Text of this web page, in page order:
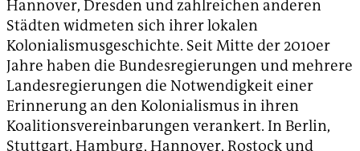
Hannover, Dresden und zahlreichen anderen
Städten widmeten sich ihrer lokalen
Kolonialismusgeschichte. Seit Mitte der 2010er
Jahre haben die Bundesregierungen und mehrere
Landesregierungen die Notwendigkeit einer
Erinnerung an den Kolonialismus in ihren
Koalitionsvereinbarungen verankert. In Berlin,
Stuttgart, Hamburg, Hannover, Rostock und